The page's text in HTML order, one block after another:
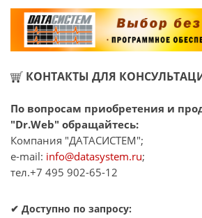
КОНТАКТЫ ДЛЯ
По вопросам приобретения и
"Dr.Web" обращайтесь:
Компания "ДАТАСИСТЕМ";
e-mail: info@datasystem.ru;
тел.+7 495 902-65-12
✔ Доступно по запросу: